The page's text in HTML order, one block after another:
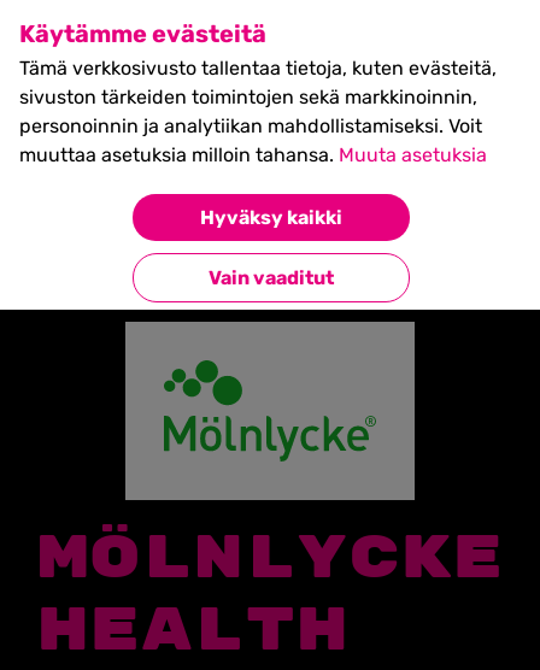
Käytämme evästeitä
Tämä verkkosivusto tallentaa tietoja, kuten evästeitä,
sivuston tärkeiden toimintojen sekä markkinoinnin,
personoinnin ja analytiikan mahdollistamiseksi. Voit
muuttaa asetuksia milloin tahansa. Muuta asetuksia
Hyväksy kaikki
Vain vaaditut
SHIFT Business Festival
27.5.2027, Turku - liput
myynnissä nyt! >>
Partners»Mölnlycke Health Care
Takaisin kumppaneihin
MÖLNLYCKE
HEALTH